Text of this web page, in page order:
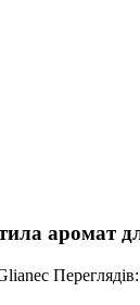
аромат